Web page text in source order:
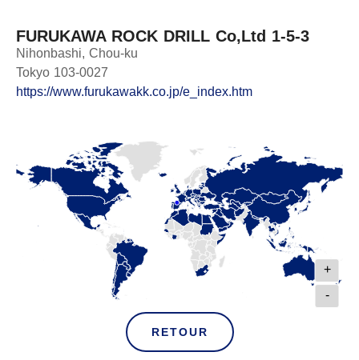
FURUKAWA ROCK DRILL Co,Ltd 1-5-3
Nihonbashi, Chou-ku
Tokyo 103-0027
https://www.furukawakk.co.jp/e_index.htm
+
-
RETOUR